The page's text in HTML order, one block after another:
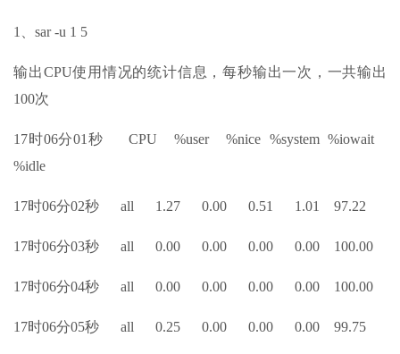
1、sar -u 1 5
输出CPU使用情况的统计信息，每秒输出一次，一共输出
100次
17时06分01秒 CPU %user %nice %system %iowait
%idle
17时06分02秒 all 1.27 0.00 0.51 1.01 97.22
17时06分03秒 all 0.00 0.00 0.00 0.00 100.00
17时06分04秒 all 0.00 0.00 0.00 0.00 100.00
17时06分05秒 all 0.25 0.00 0.00 0.00 99.75